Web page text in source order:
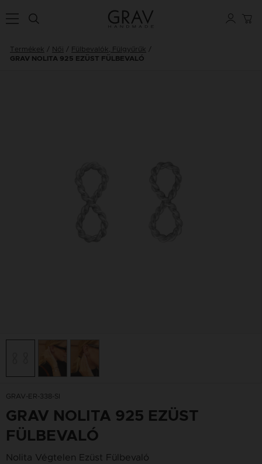
Termékek Női Fülbevalók, Fülgyűrűk
GRAV NOLITA 925 EZÜST FÜLBEVALÓ
GRAV-ER-338-SI
GRAV NOLITA 925 EZÜST
FÜLBEVALÓ
Nolita Végtelen Ezüst Fülbevaló